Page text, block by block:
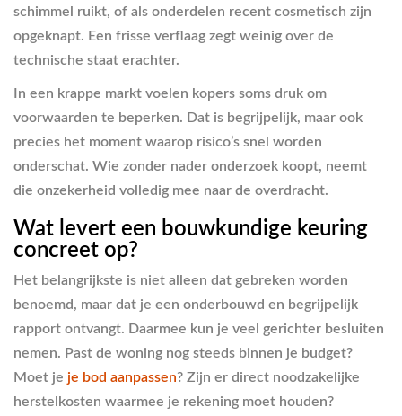
schimmel ruikt, of als onderdelen recent cosmetisch zijn
opgeknapt. Een frisse verflaag zegt weinig over de
technische staat erachter.
In een krappe markt voelen kopers soms druk om
voorwaarden te beperken. Dat is begrijpelijk, maar ook
precies het moment waarop risico’s snel worden
onderschat. Wie zonder nader onderzoek koopt, neemt
die onzekerheid volledig mee naar de overdracht.
Wat levert een bouwkundige keuring
concreet op?
Het belangrijkste is niet alleen dat gebreken worden
benoemd, maar dat je een onderbouwd en begrijpelijk
rapport ontvangt. Daarmee kun je veel gerichter besluiten
nemen. Past de woning nog steeds binnen je budget?
Moet je je bod aanpassen? Zijn er direct noodzakelijke
herstelkosten waarmee je rekening moet houden?